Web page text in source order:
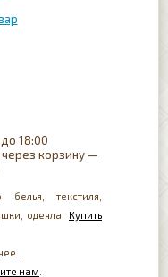
18:00
корзину —
белья, текстиля,
одеяла. Купить
нам